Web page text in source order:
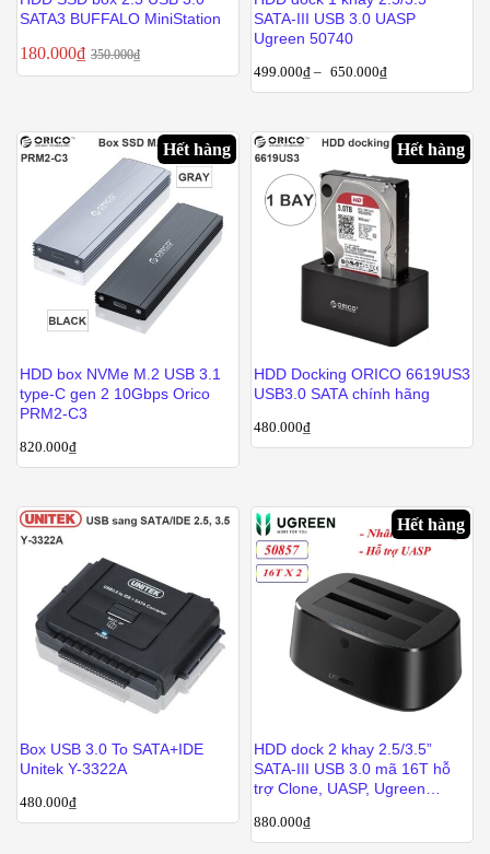
SATA3 BUFFALO MiniStation
180.000₫ 350.000₫
SATA-III USB 3.0 UASP
Ugreen 50740
499.000₫ – 650.000₫
Hết hàng
HDD box NVMe M.2 USB 3.1
type-C gen 2 10Gbps Orico
PRM2-C3
820.000₫
Hết hàng
HDD Docking ORICO 6619US3
USB3.0 SATA chính hãng
480.000₫
Box USB 3.0 To SATA+IDE
Unitek Y-3322A
480.000₫
Hết hàng
HDD dock 2 khay 2.5/3.5”
SATA-III USB 3.0 mã 16T hỗ
trợ Clone, UASP, Ugreen
880.000₫